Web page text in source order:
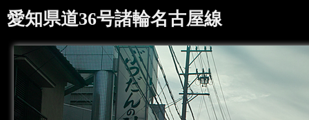
愛知県道36号諸輪名古屋線